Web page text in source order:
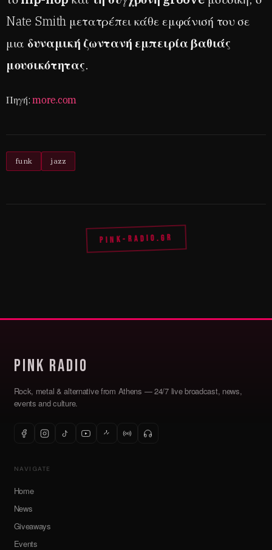
Nate Smith μετατρέπει κάθε εμφάνισή του σε
μια δυναμική ζωντανή εμπειρία βαθιάς
μουσικότητας.
Πηγή:more.com
funk jazz
PINK-RADIO.GR
Pink Radio
Rock, metal & alternative from Athens — 24/7 live broadcast, news,
events and culture.
NAVIGATE
Home
News
Giveaways
Events